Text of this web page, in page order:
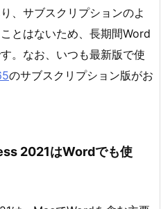
、サブスクリプションのよ
とはないため、長期間Word
。なお、いつも最新版で使
のサブスクリプション版がお
2021はWordでも使